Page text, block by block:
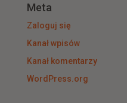
Meta
Zaloguj się
Kanał wpisów
Kanał komentarzy
WordPress.org